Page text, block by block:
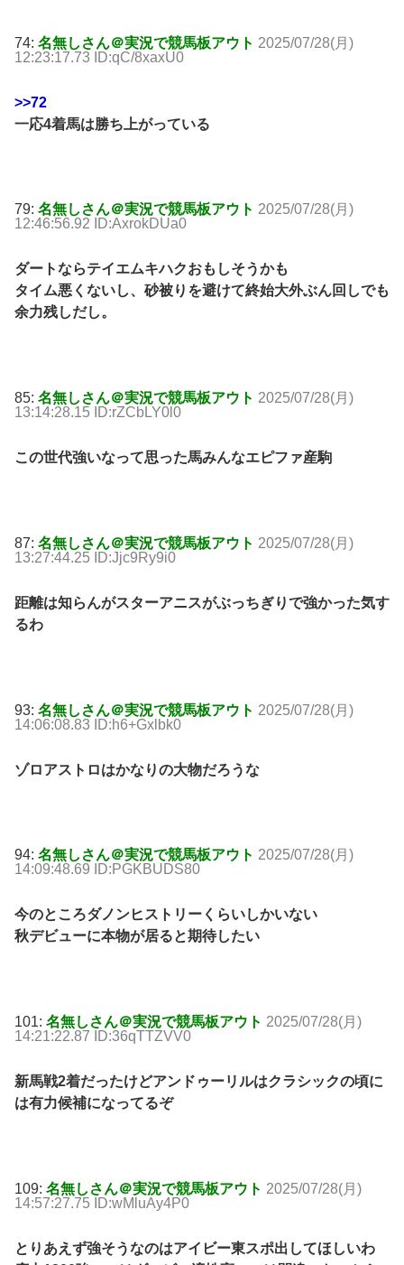
74: 名無しさん＠実況で競馬板アウト 2025/07/28(月)
12:23:17.73 ID:qC/8xaxU0
>>72
一応4着馬は勝ち上がっている
79: 名無しさん＠実況で競馬板アウト 2025/07/28(月)
12:46:56.92 ID:AxrokDUa0
ダートならテイエムキハクおもしそうかも
タイム悪くないし、砂被りを避けて終始大外ぶん回しでも
余力残しだし。
85: 名無しさん＠実況で競馬板アウト 2025/07/28(月)
13:14:28.15 ID:rZCbLY0l0
この世代強いなって思った馬みんなエピファ産駒
87: 名無しさん＠実況で競馬板アウト 2025/07/28(月)
13:27:44.25 ID:Jjc9Ry9i0
距離は知らんがスターアニスがぶっちぎりで強かった気す
るわ
93: 名無しさん＠実況で競馬板アウト 2025/07/28(月)
14:06:08.83 ID:h6+Gxlbk0
ゾロアストロはかなりの大物だろうな
94: 名無しさん＠実況で競馬板アウト 2025/07/28(月)
14:09:48.69 ID:PGKBUDS80
今のところダノンヒストリーくらいしかいない
秋デビューに本物が居ると期待したい
101: 名無しさん＠実況で競馬板アウト 2025/07/28(月)
14:21:22.87 ID:36qTTZVV0
新馬戦2着だったけどアンドゥーリルはクラシックの頃に
は有力候補になってるぞ
109: 名無しさん＠実況で競馬板アウト 2025/07/28(月)
14:57:27.75 ID:wMluAy4P0
とりあえず強そうなのはアイビー東スポ出してほしいわ